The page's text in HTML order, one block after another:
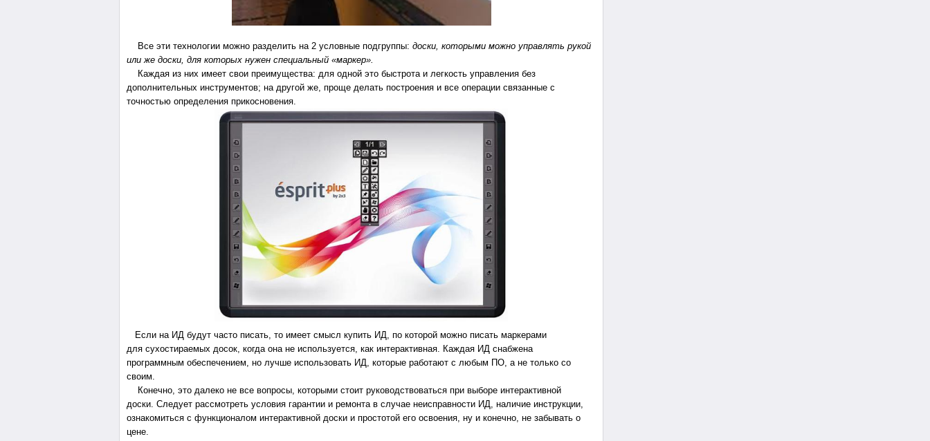
Все эти технологии можно разделить на 2 условные подгруппы: доски, которыми можно управлять рукой
или же доски, для которых нужен специальный «маркер».
Каждая из них имеет свои преимущества: для одной это быстрота и легкость управления без
дополнительных инструментов; на другой же, проще делать построения и все операции связанные с
точностью определения прикосновения.
Если на ИД будут часто писать, то имеет смысл купить ИД, по которой можно писать маркерами
для сухостираемых досок, когда она не используется, как интерактивная. Каждая ИД снабжена
программным обеспечением, но лучше использовать ИД, которые работают с любым ПО, а не только со
своим.
Конечно, это далеко не все вопросы, которыми стоит руководствоваться при выборе интерактивной
доски. Следует рассмотреть условия гарантии и ремонта в случае неисправности ИД, наличие инструкции,
ознакомиться с функционалом интерактивной доски и простотой его освоения, ну и конечно, не забывать о
цене.